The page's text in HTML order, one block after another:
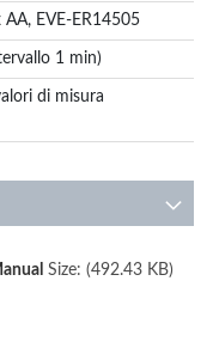
EVE-ER14505
1 min)
di misura
Size: (492.43 KB)